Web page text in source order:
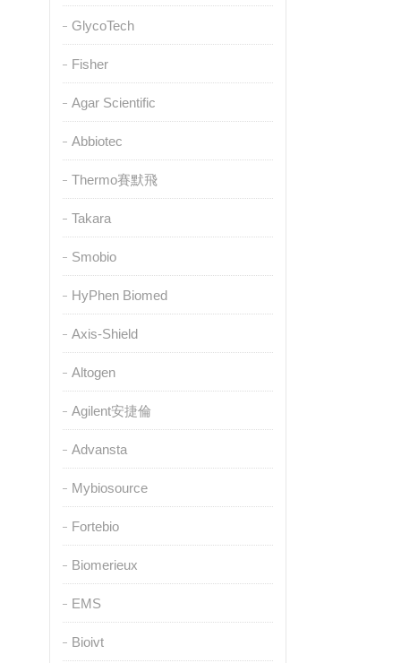
GlycoTech
Fisher
Agar Scientific
Abbiotec
Thermo賽默飛
Takara
Smobio
HyPhen Biomed
Axis-Shield
Altogen
Agilent安捷倫
Advansta
Mybiosource
Fortebio
Biomerieux
EMS
Bioivt